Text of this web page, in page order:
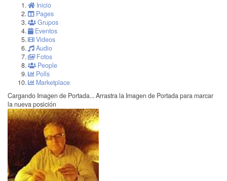
Inicio
Pages
Grupos
Eventos
Videos
Audio
Fotos
People
Polls
Marketplace
Cargando Imagen de Portada... Arrastra la Imagen de Portada para marcar
la nueva posición